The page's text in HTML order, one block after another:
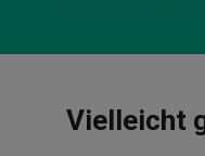
Vielleicht